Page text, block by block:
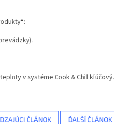
v systéme Cook & Chill kľúčový.
ČLÁNOK ĎALŠÍ ČLÁNOK